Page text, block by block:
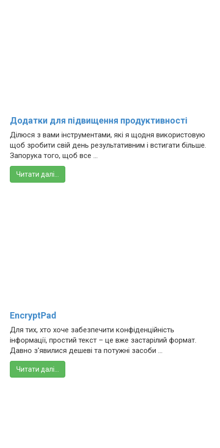
Додатки для підвищення продуктивності
Ділюся з вами інструментами, які я щодня використовую
щоб зробити свій день результативним і встигати більше.
Запорука того, щоб все ...
Читати далі…
EncryptPad
Для тих, хто хоче забезпечити конфіденційність
інформації, простий текст – це вже застарілий формат.
Давно з'явилися дешеві та потужні засоби ...
Читати далі…